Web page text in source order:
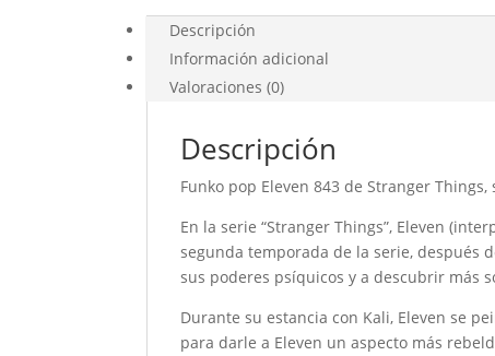
Descripción
Información adicional
Valoraciones (0)
Descripción
Funko pop Eleven 843 de Stranger
En la serie “Stranger Things”, Eleven
segunda temporada de la serie, después
sus poderes psíquicos y a descubrir más
Durante su estancia con Kali, Eleven se
para darle a Eleven un aspecto más